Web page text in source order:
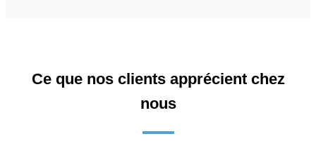
Ce que nos clients apprécient chez
nous